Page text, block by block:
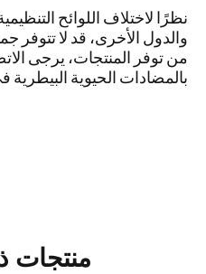
نظرًا لاختلاف اللوائح
والدول الأخرى، قد لا تتوفر
من توفر المنتجات، يرجى
بالمضادات الحيوية البيطرية
منتجات